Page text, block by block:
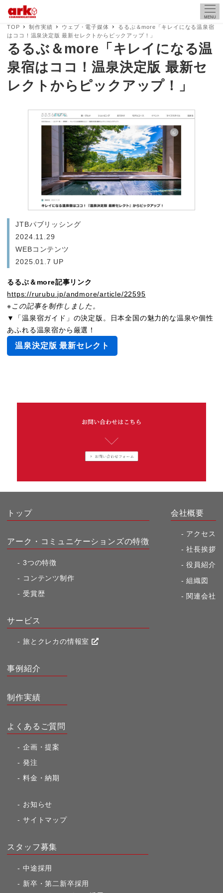
MENU
TOP 制作実績 ウェブ・電子媒体
るるぶ＆more「キレイになる温泉宿
はココ！温泉決定版 最新セレクトからピックアップ！」
るるぶ＆more「キレイになる温
泉宿はココ！温泉決定版 最新セ
レクトからピックアップ！」
JTBパブリッシング
2024.11.29
WEBコンテンツ
2025.01.7 UP
るるぶ＆more記事リンク
https://rurubu.jp/andmore/article/22595
※この記事を制作しました。
▼「温泉宿ガイド」の決定版。日本全国の魅力的な温泉や個性
あふれる温泉宿から厳選！
温泉決定版 最新セレクト
トップ
アーク・コミュニケーションズの特徴
3つの特徴
コンテンツ制作
受賞歴
サービス
旅とクレカの情報室
会社概要
アクセス
社長挨拶
役員紹介
組織図
関連会社
事例紹介
制作実績
よくあるご質問
企画・提案
発注
料金・納期
お知らせ
サイトマップ
スタッフ募集
中途採用
新卒・第二新卒採用